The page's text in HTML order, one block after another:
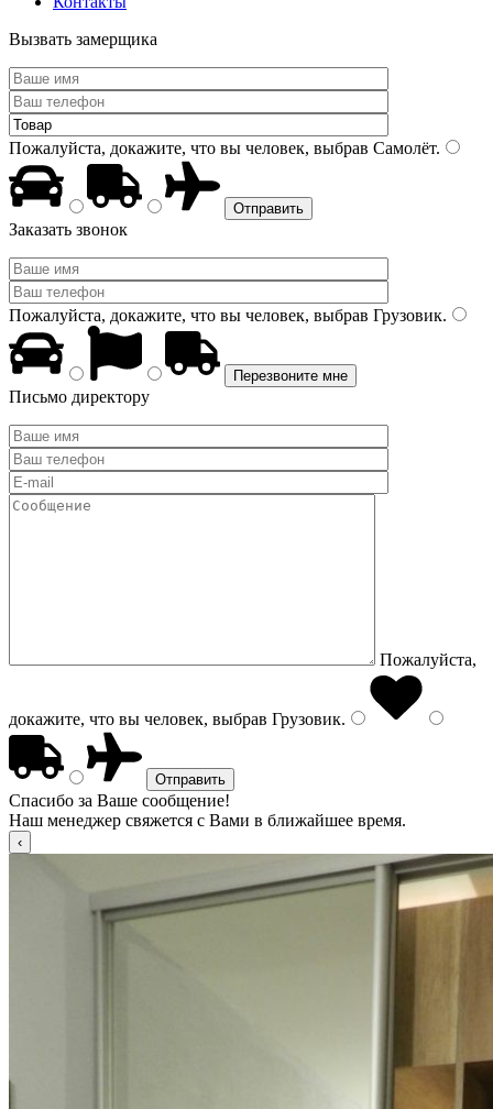
Вызвать замерщика
Пожалуйста, докажите, что вы человек, выбрав Самолёт.
Заказать звонок
Пожалуйста, докажите, что вы человек, выбрав Грузовик.
Письмо директору
Пожалуйста,
докажите, что вы человек, выбрав Грузовик.
Спасибо за Ваше сообщение!
Наш менеджер свяжется с Вами в ближайшее время.